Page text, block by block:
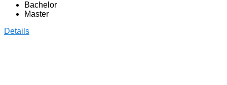
Bachelor
Master
Details